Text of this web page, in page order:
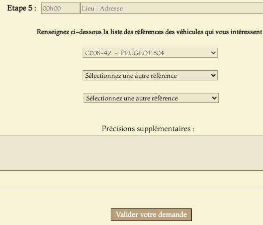
Etape 5 :
Renseignez ci-dessous la liste des références des véhicules qui vous
Première
sélection
:Deuxième
sélection
:Troisième
sélection
Précisions supplémentaires :
Valider votre demande